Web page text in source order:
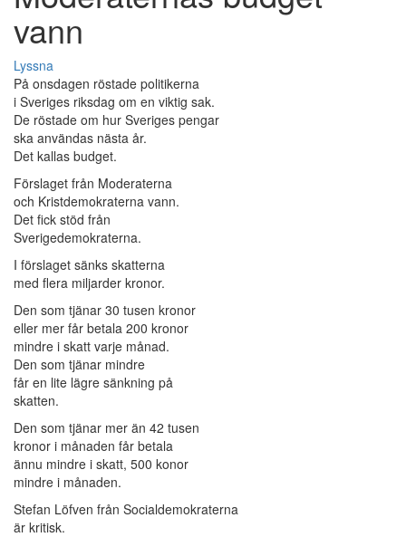
vann
Lyssna
På onsdagen röstade politikerna
i Sveriges riksdag om en viktig sak.
De röstade om hur Sveriges pengar
ska användas nästa år.
Det kallas budget.
Förslaget från Moderaterna
och Kristdemokraterna vann.
Det fick stöd från
Sverigedemokraterna.
I förslaget sänks skatterna
med flera miljarder kronor.
Den som tjänar 30 tusen kronor
eller mer får betala 200 kronor
mindre i skatt varje månad.
Den som tjänar mindre
får en lite lägre sänkning på
skatten.
Den som tjänar mer än 42 tusen
kronor i månaden får betala
ännu mindre i skatt, 500 konor
mindre i månaden.
Stefan Löfven från Socialdemokraterna
är kritisk.